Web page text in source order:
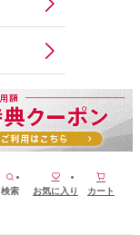
検索 お気に入り カート